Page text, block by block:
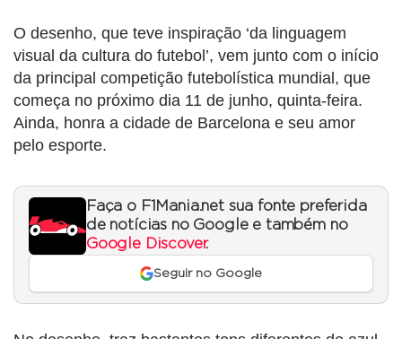
O desenho, que teve inspiração ‘da linguagem
visual da cultura do futebol’, vem junto com o início
da principal competição futebolística mundial, que
começa no próximo dia 11 de junho, quinta-feira.
Ainda, honra a cidade de Barcelona e seu amor
pelo esporte.
Faça o F1Mania.net sua fonte preferida
de notícias no Google e também no
Google Discover.
Seguir no Google